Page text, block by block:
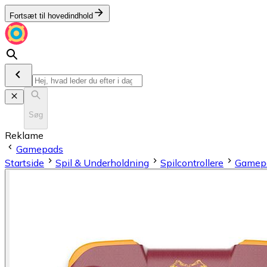
Fortsæt til hovedindhold
Søg
Reklame
Gamepads
Startside
Spil & Underholdning Spilcontrollere